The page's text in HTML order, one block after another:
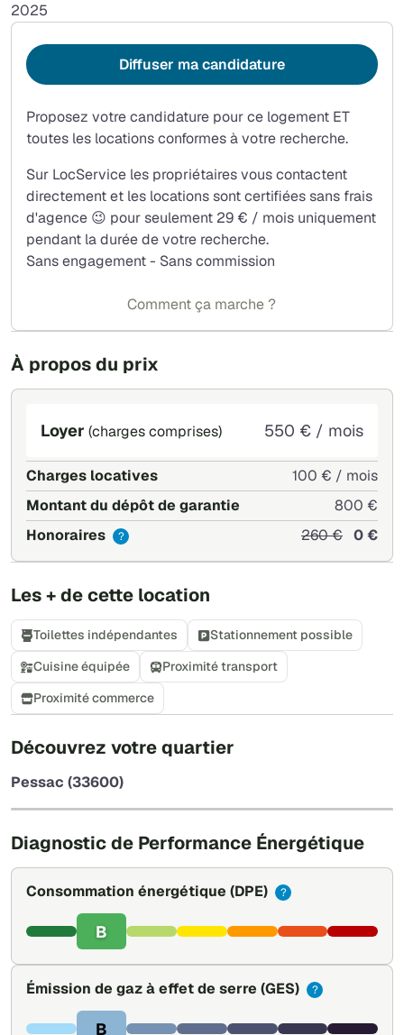
2025
À propos du prix
Loyer (charges comprises) 550 € / mois
Charges locatives
100 € / mois
Montant du dépôt de garantie
800 €
Honoraires
? 260 € 0 €
Les + de cette location
Toilettes indépendantes
Stationnement possible
Cuisine équipée
Proximité transport
Proximité commerce
Découvrez votre quartier
Pessac (33600)
Diagnostic de Performance Énergétique
Consommation énergétique (DPE) ?
B
Émission de gaz à effet de serre (GES) ?
B
Proposez votre candidature pour ce logement ET
toutes les locations conformes à votre recherche.
Sur LocService les propriétaires vous contactent
directement et les locations sont certifiées sans frais
d'agence 😉 pour seulement 29 € / mois uniquement
pendant la durée de votre recherche.
Sans engagement - Sans commission
Diffuser ma candidature
Comment ça marche ?